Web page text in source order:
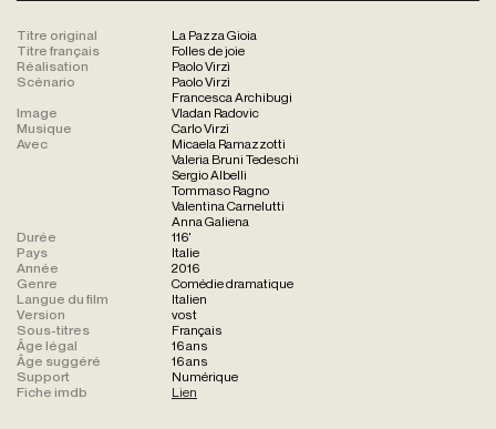
Titre original
La Pazza Gioia
Titre français
Folles de joie
Réalisation
Paolo Virzì
Scénario
Paolo Virzì
Francesca Archibugi
Image
Vladan Radovic
Musique
Carlo Virzì
Avec
Micaela Ramazzotti
Valeria Bruni Tedeschi
Sergio Albelli
Tommaso Ragno
Valentina Carnelutti
Anna Galiena
Durée
116'
Pays
Italie
Année
2016
Genre
Comédie dramatique
Langue du film
Italien
Version
vost
Sous-titres
Français
Âge légal
16 ans
Âge suggéré
16 ans
Support
Numérique
Fiche imdb
Lien